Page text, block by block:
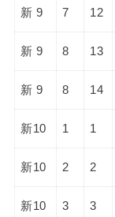
新 9 7 12
新 9 8 13
新 9 8 14
新10 1 1
新10 2 2
新10 3 3